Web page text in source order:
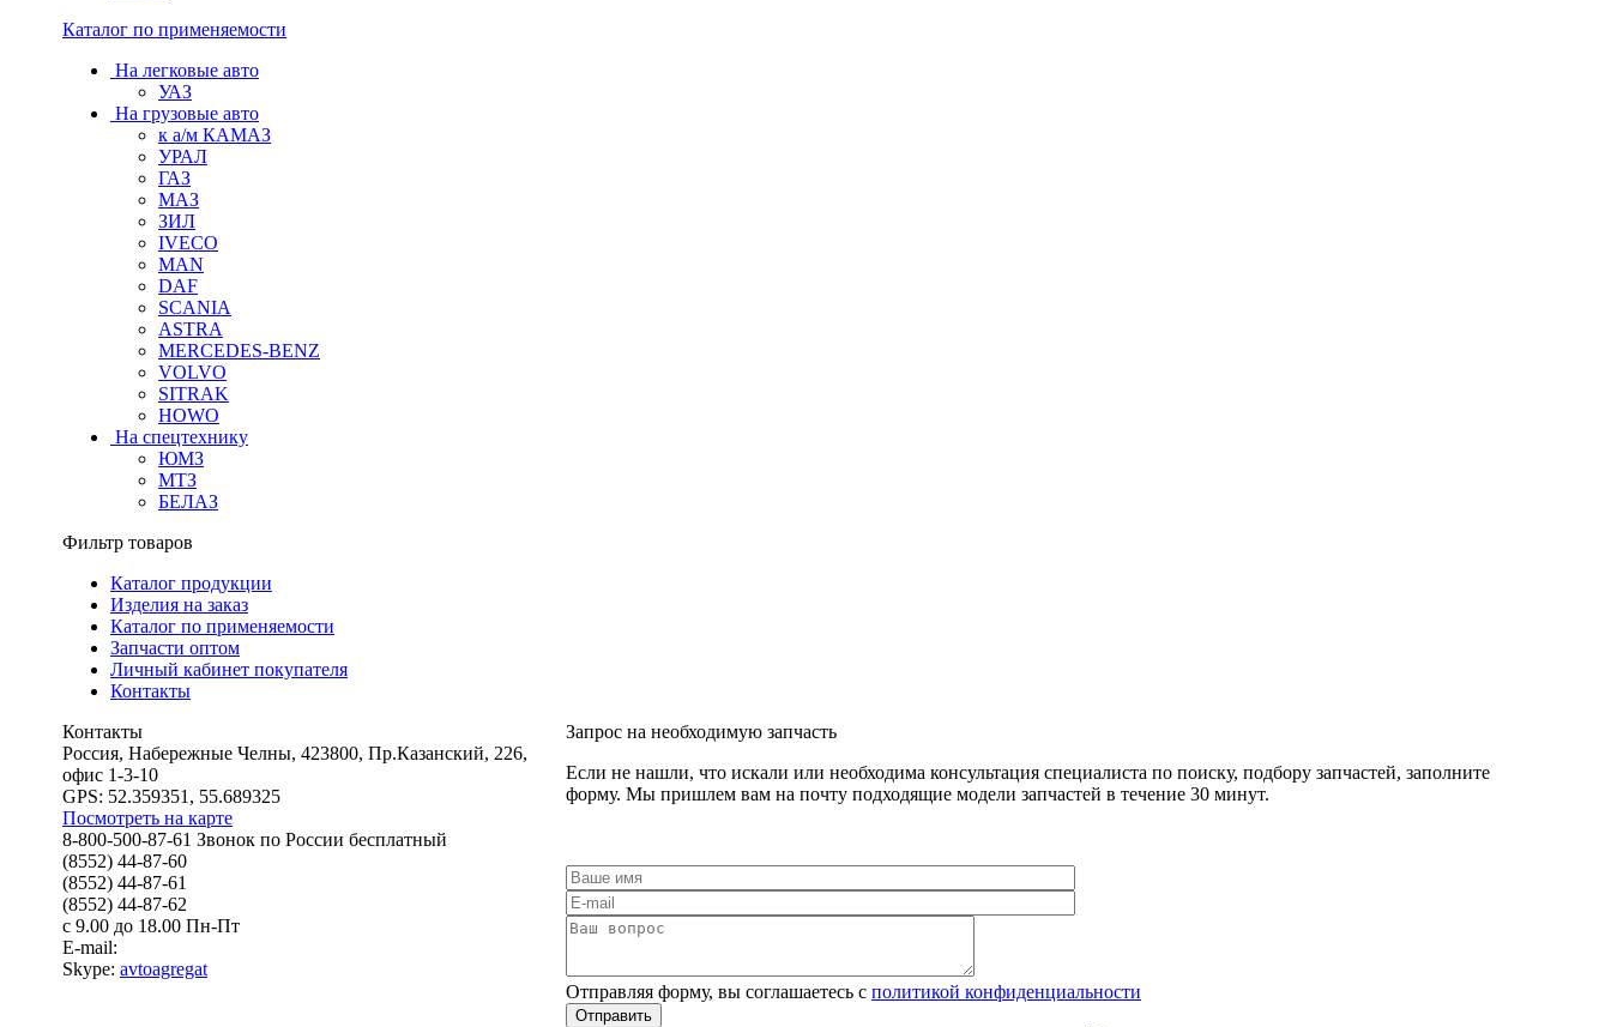
Каталог по применяемости
На легковые авто
УАЗ
На грузовые авто
к а/м КАМАЗ
УРАЛ
ГАЗ
МАЗ
ЗИЛ
IVECO
MAN
DAF
SCANIA
ASTRA
MERCEDES-BENZ
VOLVO
SITRAK
HOWO
На спецтехнику
ЮМЗ
МТЗ
БЕЛАЗ
Фильтр товаров
Каталог продукции
Изделия на заказ
Каталог по применяемости
Запчасти оптом
Личный кабинет покупателя
Контакты
Контакты
Россия, Набережные Челны, 423800, Пр.Казанский, 226,
офис 1-3-10
GPS: 52.359351, 55.689325
Посмотреть на карте
8-800-500-87-61 Звонок по России бесплатный
(8552) 44-87-60
(8552) 44-87-61
(8552) 44-87-62
с 9.00 до 18.00 Пн-Пт
E-mail:
Skype: avtoagregat
Запрос на необходимую запчасть
Если не нашли, что искали или необходима консультация специалиста по поиску, подбору запчастей, заполните
форму. Мы пришлем вам на почту подходящие модели запчастей в течение 30 минут.
Отправляя форму, вы соглашаетесь с политикой конфиденциальности